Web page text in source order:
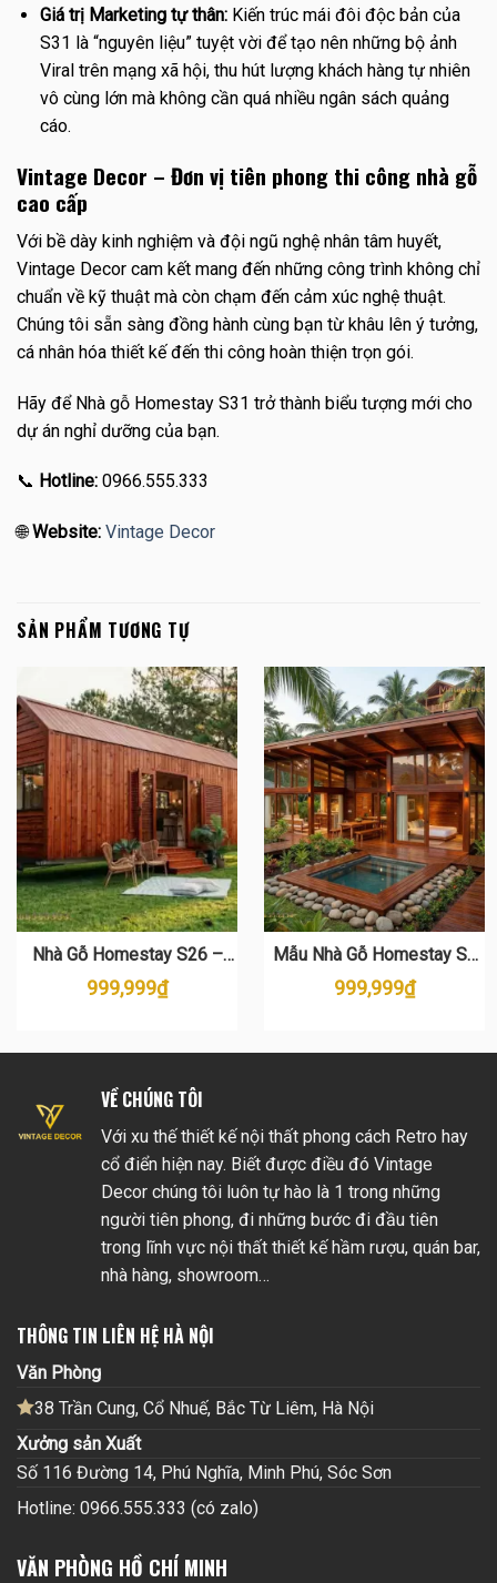
Giá trị Marketing tự thân:Kiến trúc mái đôi độc bản của
S31 là “nguyên liệu” tuyệt vời để tạo nên những bộ ảnh
Viral trên mạng xã hội, thu hút lượng khách hàng tự nhiên
vô cùng lớn mà không cần quá nhiều ngân sách quảng
cáo.
Vintage Decor – Đơn vị tiên phong thi công nhà gỗ
cao cấp
Với bề dày kinh nghiệm và đội ngũ nghệ nhân tâm huyết,
Vintage Decor cam kết mang đến những công trình không chỉ
chuẩn về kỹ thuật mà còn chạm đến cảm xúc nghệ thuật.
Chúng tôi sẵn sàng đồng hành cùng bạn từ khâu lên ý tưởng,
cá nhân hóa thiết kế đến thi công hoàn thiện trọn gói.
Hãy để Nhà gỗ Homestay S31 trở thành biểu tượng mới cho
dự án nghỉ dưỡng của bạn.
📞 Hotline: 0966.555.333
🌐Website: Vintage Decor
SẢN PHẨM TƯƠNG TỰ
Nhà Gỗ Homestay S26 –
Mẫu Nhà Gỗ Thông Di Động
Đẹp Nhất 2024
999,999₫
Mẫu Nhà Gỗ Homestay S8
Đẹp – Thi Công Trọn Gói Giá
Tốt
999,999₫
VỀ CHÚNG TÔI
Với xu thế thiết kế nội thất phong cách Retro hay
cổ điển hiện nay. Biết được điều đó Vintage
Decor chúng tôi luôn tự hào là 1 trong những
người tiên phong, đi những bước đi đầu tiên
trong lĩnh vực nội thất thiết kế hầm rượu, quán bar,
nhà hàng, showroom…
THÔNG TIN LIÊN HỆ HÀ NỘI
Văn Phòng
38 Trần Cung, Cổ Nhuế, Bắc Từ Liêm, Hà Nội
Xưởng sản Xuất
Số 116 Đường 14, Phú Nghĩa, Minh Phú, Sóc Sơn
Hotline: 0966.555.333 (có zalo)
VĂN PHÒNG HỒ CHÍ MINH